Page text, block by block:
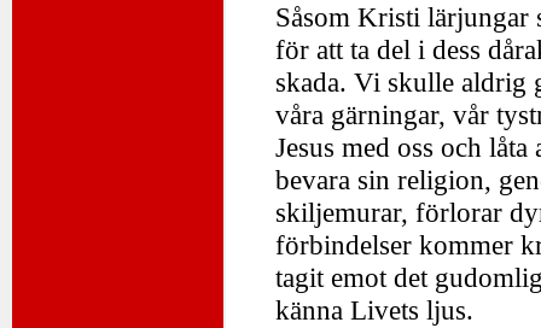
Såsom Kristi
för att ta del i dess
skada. Vi skulle aldrig
våra gärningar, vår
Jesus med oss och
bevara sin religion,
skiljemurar, förlorar
förbindelser kommer
tagit emot det
känna Livets ljus.